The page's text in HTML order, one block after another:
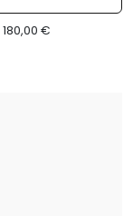
180,00 €